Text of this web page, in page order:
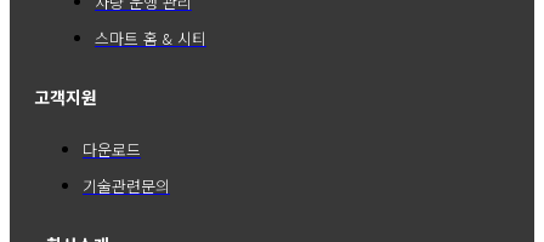
스마트 홈 & 시티
고객지원
다운로드
기술관련문의